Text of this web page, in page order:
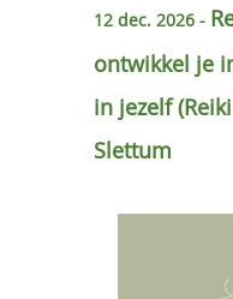
12 dec. 2026 -
ontwikkel je
in jezelf
Slettum